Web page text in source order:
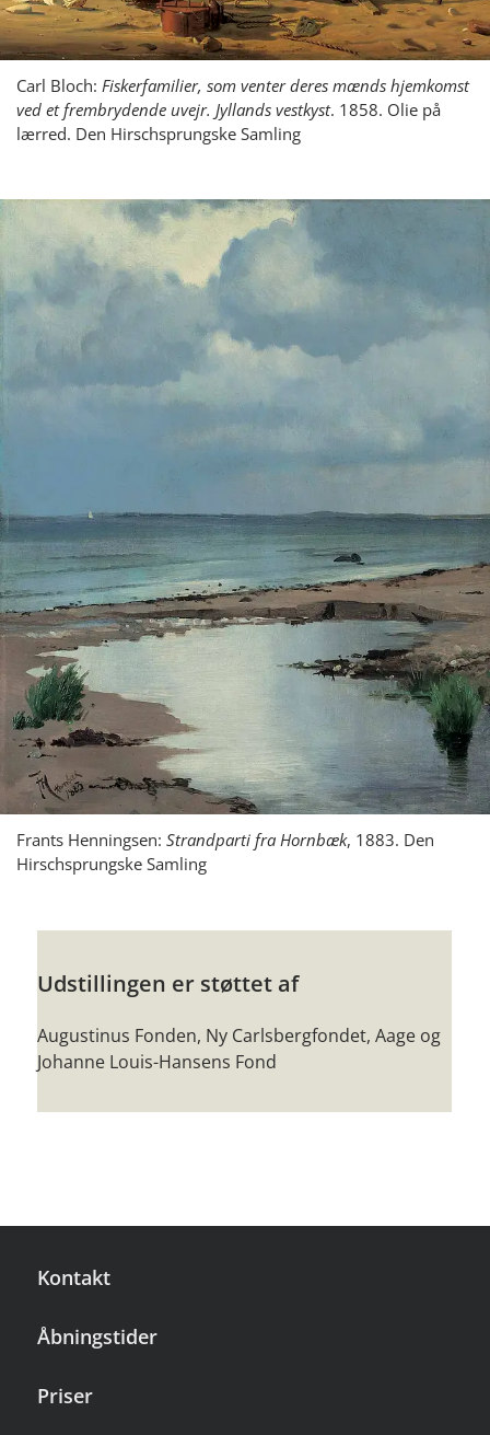
Carl Bloch: Fiskerfamilier, som venter deres mænds hjemkomst
ved et frembrydende uvejr. Jyllands vestkyst. 1858. Olie på
lærred. Den Hirschsprungske Samling
Frants Henningsen: Strandparti fra Hornbæk, 1883. Den
Hirschsprungske Samling
Udstillingen er støttet af
Augustinus Fonden, Ny Carlsbergfondet, Aage og
Johanne Louis-Hansens Fond
Kontakt
Åbningstider
Priser